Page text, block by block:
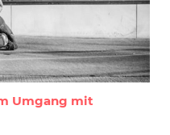
Umgang mit